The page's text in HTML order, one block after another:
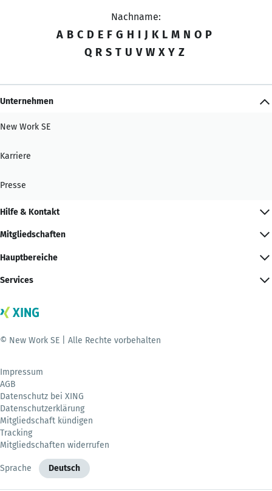
Nachname:
A B C D E F G H I J K L M N O P
Q R S T U V W X Y Z
Unternehmen
New Work SE
Karriere
Presse
Hilfe & Kontakt
Mitgliedschaften
Hauptbereiche
Services
© New Work SE | Alle Rechte vorbehalten
Impressum
AGB
Datenschutz bei XING
Datenschutzerklärung
Mitgliedschaft kündigen
Tracking
Mitgliedschaften widerrufen
Sprache Deutsch